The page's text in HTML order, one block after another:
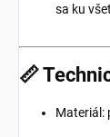
sa ku
📏
Materiál: